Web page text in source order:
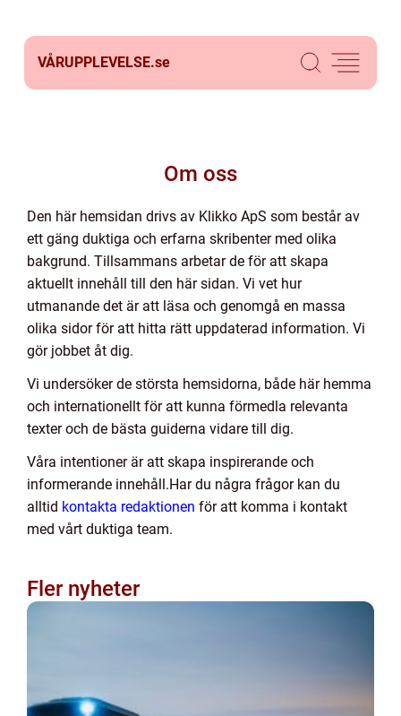
VÅRUPPLEVELSE.se
Om oss
Den här hemsidan drivs av Klikko ApS som består av
ett gäng duktiga och erfarna skribenter med olika
bakgrund. Tillsammans arbetar de för att skapa
aktuellt innehåll till den här sidan. Vi vet hur
utmanande det är att läsa och genomgå en massa
olika sidor för att hitta rätt uppdaterad information. Vi
gör jobbet åt dig.
Vi undersöker de största hemsidorna, både här hemma
och internationellt för att kunna förmedla relevanta
texter och de bästa guiderna vidare till dig.
Våra intentioner är att skapa inspirerande och
informerande innehåll.Har du några frågor kan du
alltid kontakta redaktionen för att komma i kontakt
med vårt duktiga team.
Fler nyheter